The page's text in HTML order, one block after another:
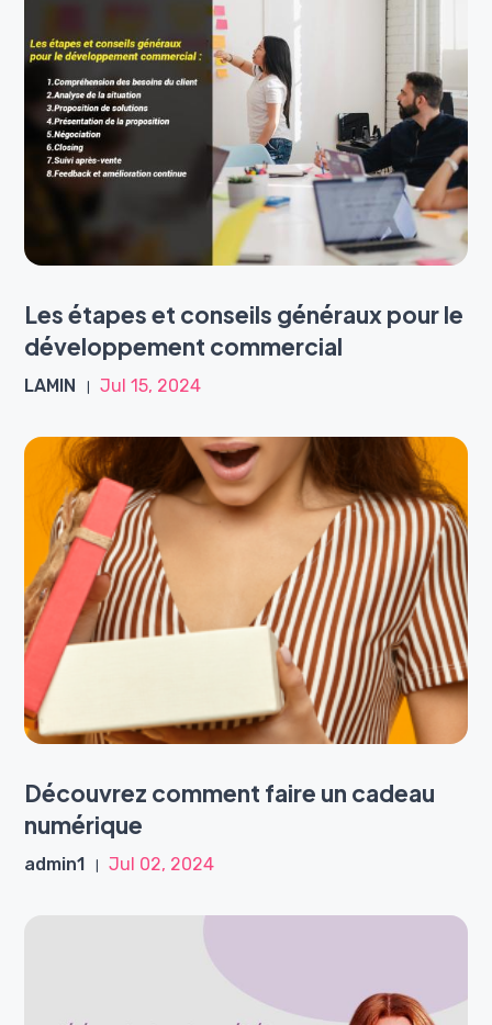
Les étapes et conseils généraux pour le
développement commercial
LAMIN Jul 15, 2024
Découvrez comment faire un cadeau
numérique
admin1 Jul 02, 2024